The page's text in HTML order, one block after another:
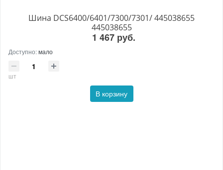
Шина DCS6400/6401/7300/7301/ 445038655
445038655
1 467 руб.
Доступно:мало
шт
В корзину